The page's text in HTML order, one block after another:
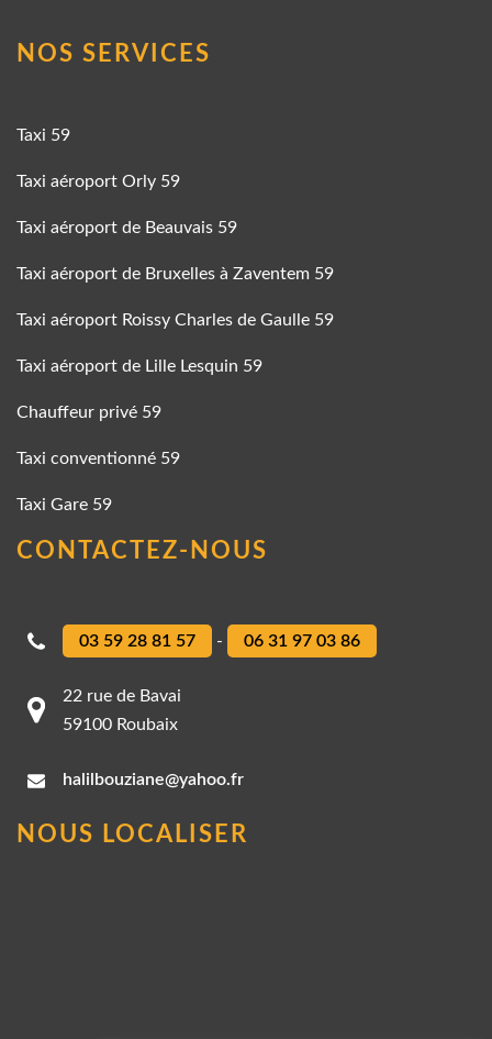
NOS SERVICES
Taxi 59
Taxi aéroport Orly 59
Taxi aéroport de Beauvais 59
Taxi aéroport de Bruxelles à Zaventem 59
Taxi aéroport Roissy Charles de Gaulle 59
Taxi aéroport de Lille Lesquin 59
Chauffeur privé 59
Taxi conventionné 59
Taxi Gare 59
CONTACTEZ-NOUS
03 59 28 81 57 - 06 31 97 03 86
22 rue de Bavai
59100 Roubaix
halilbouziane@yahoo.fr
NOUS LOCALISER